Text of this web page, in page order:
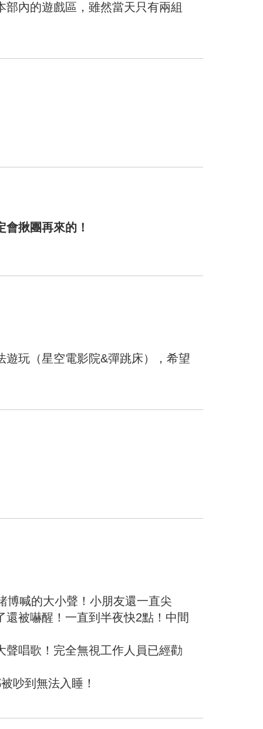
內的遊戲區，雖然當天只有兩組
揪團再來的！
玩（星空電影院&彈跳床），希望
博喊的大小聲！小朋友還一直尖
被嚇醒！一直到半夜快2點！中間
唱歌！完全無視工作人員已經勸
吵到無法入睡！